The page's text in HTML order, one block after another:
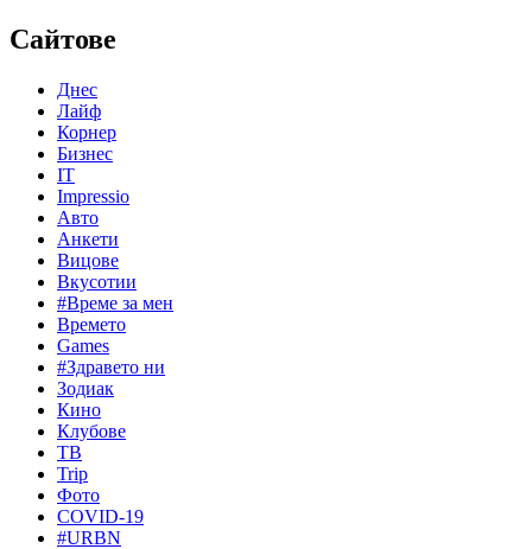
Сайтове
Днес
Лайф
Корнер
Бизнес
IT
Impressio
Авто
Анкети
Вицове
Вкусотии
#Време за мен
Времето
Games
#Здравето ни
Зодиак
Кино
Клубове
ТВ
Trip
Фото
COVID-19
#URBN